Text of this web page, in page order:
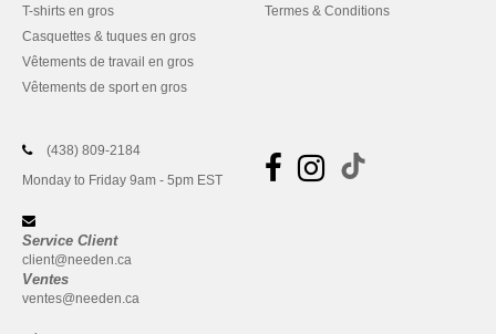
T-shirts en gros
Casquettes & tuques en gros
Vêtements de travail en gros
Vêtements de sport en gros
Termes & Conditions
(438) 809-2184
Monday to Friday 9am - 5pm EST
Service Client
client@needen.ca
Ventes
ventes@needen.ca